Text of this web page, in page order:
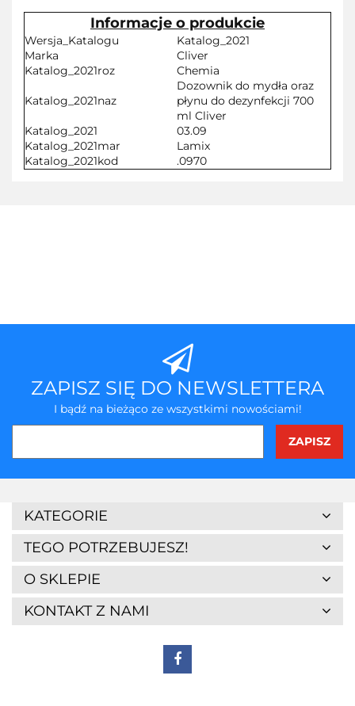
Informacje o produkcie
Wersja_Katalogu
Katalog_2021
Marka
Cliver
Katalog_2021roz
Chemia
Katalog_2021naz
Dozownik do mydła oraz
płynu do dezynfekcji 700
ml Cliver
Katalog_2021
03.09
Katalog_2021mar
Lamix
Katalog_2021kod
.0970
7Days
ZAPISZ SIĘ DO NEWSLETTERA
I bądź na bieżąco ze wszystkimi nowościami!
KATEGORIE
TEGO POTRZEBUJESZ!
O SKLEPIE
KONTAKT Z NAMI